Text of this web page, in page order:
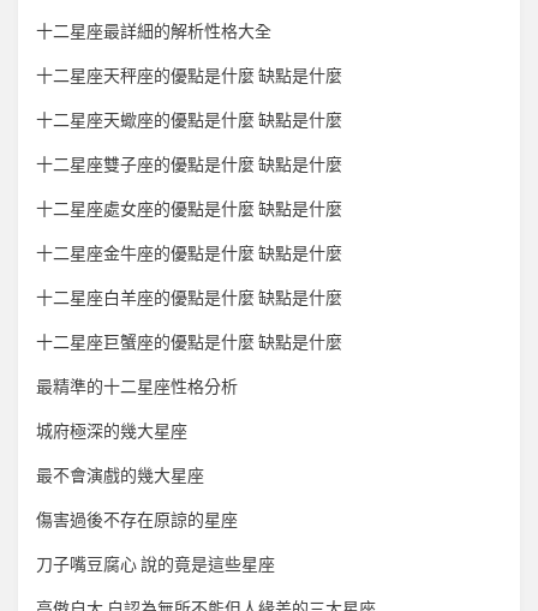
十二星座最詳細的解析性格大全
十二星座天秤座的優點是什麼 缺點是什麼
十二星座天蠍座的優點是什麼 缺點是什麼
十二星座雙子座的優點是什麼 缺點是什麼
十二星座處女座的優點是什麼 缺點是什麼
十二星座金牛座的優點是什麼 缺點是什麼
十二星座白羊座的優點是什麼 缺點是什麼
十二星座巨蟹座的優點是什麼 缺點是什麼
最精準的十二星座性格分析
城府極深的幾大星座
最不會演戲的幾大星座
傷害過後不存在原諒的星座
刀子嘴豆腐心 說的竟是這些星座